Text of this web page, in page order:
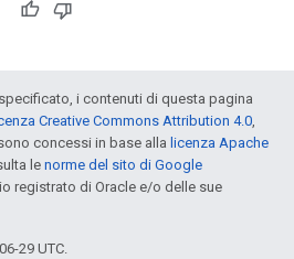
i contenuti di questa pagina
Creative Commons Attribution 4.0,
concessi in base alla licenza Apache
le norme del sito di Google
registrato di Oracle e/o delle sue
29 UTC.